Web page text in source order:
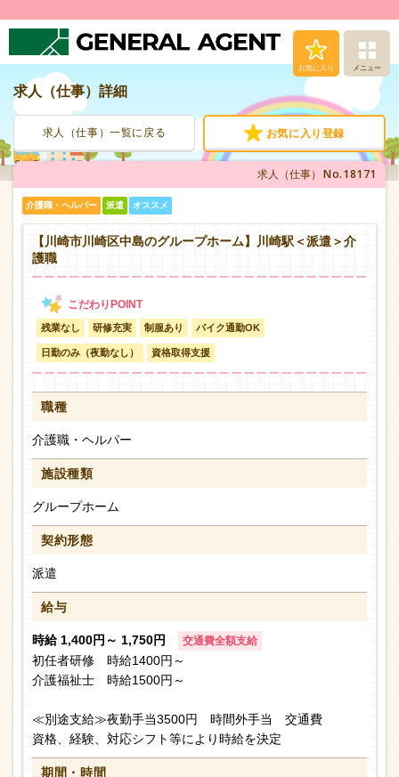
お気に入り メニュー
人材派遣サービス
転職支援サービス
登録から就業まで
お問い合わせ
求人（仕事）詳細
求人（仕事）一覧に戻る お気に入り登録
求人（仕事） No.18171
介護職・ヘルパー 派遣 オススメ
【川崎市川崎区中島のグループホーム】川崎駅＜派遣＞介
護職
残業なし 研修充実 制服あり バイク通勤OK
日勤のみ（夜勤なし） 資格取得支援
職種
介護職・ヘルパー
施設種類
グループホーム
契約形態
派遣
給与
時給 1,400円～ 1,750円 交通費全額支給
初任者研修 時給1400円～
介護福祉士 時給1500円～
≪別途支給≫夜勤手当3500円 時間外手当 交通費
資格、経験、対応シフト等により時給を決定
期間・時間